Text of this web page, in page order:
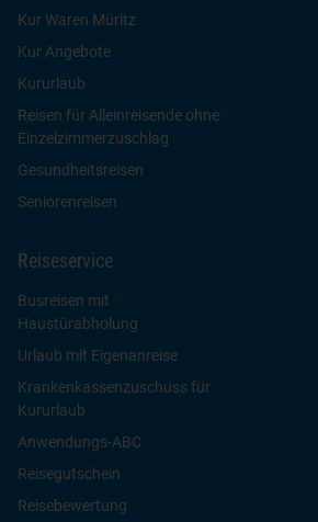
Kur Waren Müritz
Kur Angebote
Kururlaub
Reisen für Alleinreisende ohne
Einzelzimmerzuschlag
Gesundheitsreisen
Seniorenreisen
Reiseservice
Busreisen mit
Haustürabholung
Urlaub mit Eigenanreise
Krankenkassenzuschuss für
Kururlaub
Anwendungs-ABC
Reisegutschein
Reisebewertung